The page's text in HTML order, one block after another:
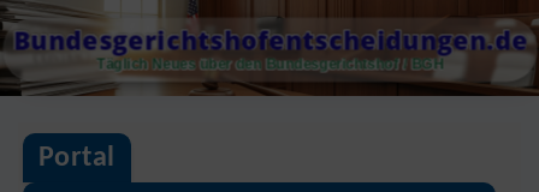
Skip
to
content
Bundesgerichtshofentscheidungen.de
Täglich Neues über den Bundesgerichtshof / BGH
Portal